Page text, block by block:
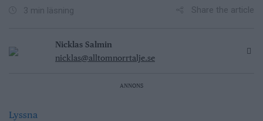
3 min läsning Share the article
Nicklas Salmin
nicklas@alltomnorrtalje.se
ANNONS
Lyssna